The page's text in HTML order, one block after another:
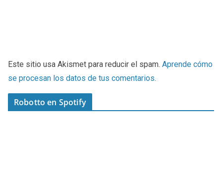
Este sitio usa Akismet para reducir el spam. Aprende cómo
se procesan los datos de tus comentarios.
Robotto en Spotify